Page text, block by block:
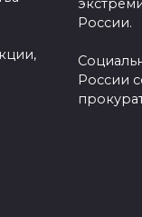
России.
России